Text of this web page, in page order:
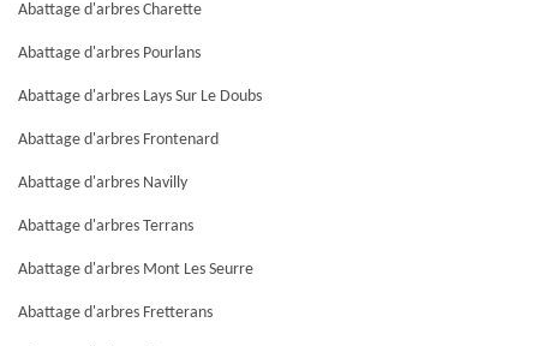
Abattage d'arbres Charette
Abattage d'arbres Pourlans
Abattage d'arbres Lays Sur Le Doubs
Abattage d'arbres Frontenard
Abattage d'arbres Navilly
Abattage d'arbres Terrans
Abattage d'arbres Mont Les Seurre
Abattage d'arbres Fretterans